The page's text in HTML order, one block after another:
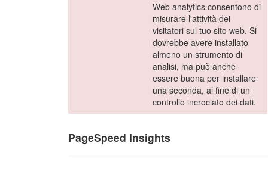
Web analytics consentono di
misurare l'attività dei
visitatori sul tuo sito web. Si
dovrebbe avere installato
almeno un strumento di
analisi, ma può anche
essere buona per installare
una seconda, al fine di un
controllo incrociato dei dati.
PageSpeed Insights